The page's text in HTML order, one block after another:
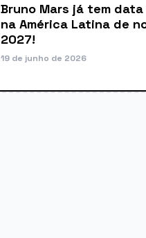
Bruno Mars já tem data
na América Latina de
2027!
19 de junho de 2026